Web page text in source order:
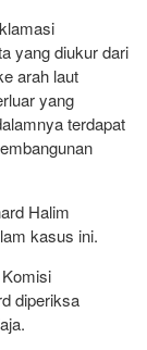
yang diukur dari
arah laut
yang
terdapat
Halim
kasus ini.
diperiksa